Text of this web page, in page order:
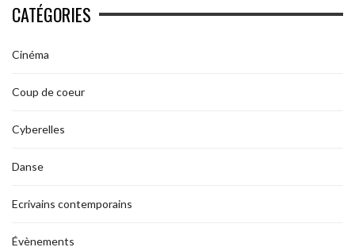
CATÉGORIES
Cinéma
Coup de coeur
Cyberelles
Danse
Ecrivains contemporains
Évènements